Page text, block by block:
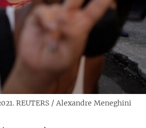
REUTERS / Alexandre Meneghini